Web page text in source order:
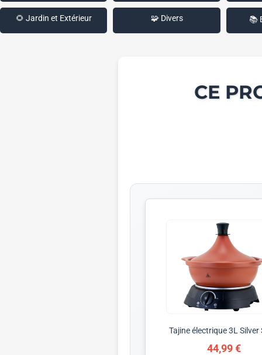
🌻 Jardin et Extérieur 🧩 Divers 📚
CE
Tajine électrique 3L Silver
44,99 €